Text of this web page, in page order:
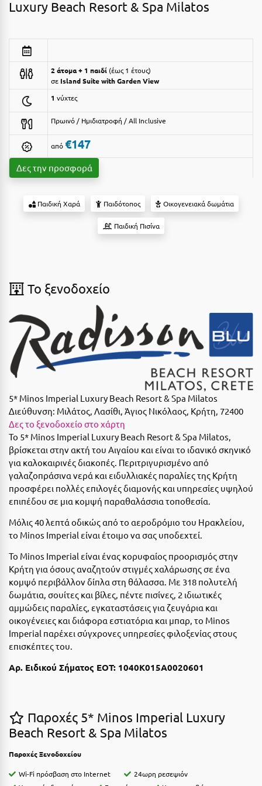
Αργολίδα
Αρκαδία
Αρκίτσα
Αρτέμιδα
Αρχαία Ολυμπία
Αστυπάλαια
Αττική
Βραχάτι Κορινθίας
Βυτίνα
Γαλαξiδι
Γρεβενά
Γύθειο
Δ
Δελφοί
Ε
Ελάτη Αρκαδίας
Ελληνικό Αρκαδίας
Ελούντα Κρήτης
Ερέτρια
Ερμιόνη
Εύβοια
Ζ
Ζαγοροχώρια
Ξενοδοχεία 3 Αστέρων
Κρουαζιέρες
Ενοικιαζόμενα Δωμάτια
Διαμερίσματα
Studios
Δες όλες τις προσφορές
Δες όλα τα πακέτα διακοπών
Luxury Beach Resort & Spa Milatos
2 άτομα + 1 παιδί έως 1 έτους
σε Island Suite with Garden View
1 νύχτες
Πρωινό / Ημιδιατροφή / All Inclusive
από €147
Δες την προσφορά
Παιδική Χαρά Παιδότοπος Οικογενειακά δωμάτια
Παιδική Πισίνα
To ξενοδοχείο
5* Minos Imperial Luxury Beach Resort & Spa Milatos
Διεύθυνση: Μιλάτος, Λασίθι, Άγιος Νικόλαος, Κρήτη, 72400
Δες το ξενοδοχείο στο χάρτη
Το 5* Minos Imperial Luxury Beach Resort & Spa Milatos,
βρίσκεται στην ακτή του Αιγαίου και είναι το ιδανικό σκηνικό
για καλοκαιρινές διακοπές. Περιτριγυρισμένο από
γαλαζοπράσινα νερά και ειδυλλιακές παραλίες της Κρήτη
προσφέρει πολλές επιλογές διαμονής και υπηρεσίες υψηλού
επιπέδου σε μια κομψή παραθαλάσσια τοποθεσία.
Μόλις 40 λεπτά οδικώς από το αεροδρόμιο του Ηρακλείου,
το Minos Imperial είναι έτοιμο να σας υποδεχτεί.
Το Minos Imperial είναι ένας κορυφαίος προορισμός στην
Κρήτη για όσους αναζητούν στιγμές χαλάρωσης σε ένα
κομψό περιβάλλον δίπλα στη θάλασσα. Με 318 πολυτελή
δωμάτια, σουίτες και βίλες, πέντε πισίνες, 2 ιδιωτικές
αμμώδεις παραλίες, εγκαταστάσεις για ζευγάρια και
οικογένειες και διάφορα εστιατόρια και μπαρ, το Minos
Imperial παρέχει σύγχρονες υπηρεσίες φιλοξενίας στους
επισκέπτες του.
Αρ. Ειδικού Σήματος ΕΟΤ: 1040Κ015Α0020601
Παροχές 5* Minos Imperial Luxury
Beach Resort & Spa Milatos
Παροχές Ξενοδοχείου
Wi-Fi πρόσβαση στο Internet
24ωρη ρεσεψιόν